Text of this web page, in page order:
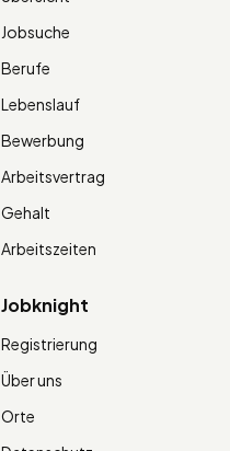
Jobsuche
Berufe
Lebenslauf
Bewerbung
Arbeitsvertrag
Gehalt
Arbeitszeiten
Jobknight
Registrierung
Über uns
Orte